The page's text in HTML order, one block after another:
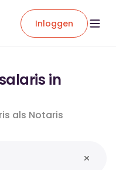
Inloggen
in
als Notaris